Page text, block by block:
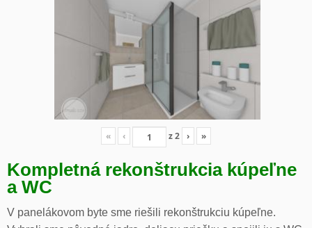
« ‹ z2 › »
Kompletná rekonštrukcia kúpeľne
a WC
V panelákovom byte sme riešili rekonštrukciu kúpeľne.